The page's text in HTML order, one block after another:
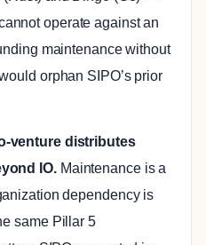
operate against an
maintenance without
orphan SIPO’s prior
venture distributes
IO.Maintenance is a
dependency is
same Pillar 5